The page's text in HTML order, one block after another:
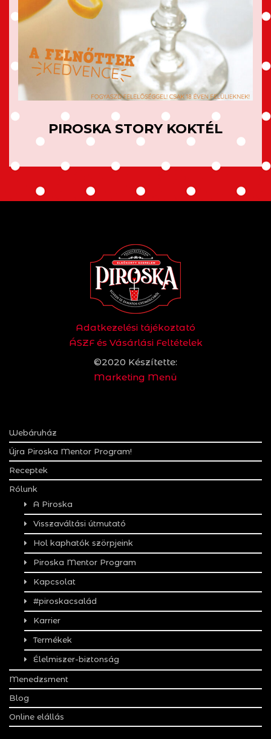
PIROSKA STORY KOKTÉL
Adatkezelési tájékoztató
ÁSZF és Vásárlási Feltételek
©2020 Készítette:
Marketing Menü
Webáruház
Újra Piroska Mentor Program!
Receptek
Rólunk
A Piroska
Visszaváltási útmutató
Hol kaphatók szörpjeink
Piroska Mentor Program
Kapcsolat
#piroskacsalád
Karrier
Termékek
Élelmiszer-biztonság
Menedzsment
Blog
Online elállás